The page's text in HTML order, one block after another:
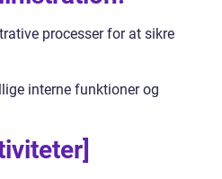
processer for at sikre
interne funktioner og